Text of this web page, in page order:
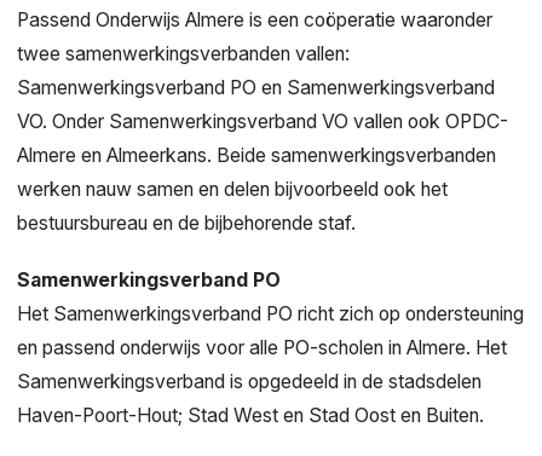
Passend Onderwijs Almere is een coöperatie waaronder
tweesamenwerkingsverbanden vallen:
Samenwerkingsverband PO en Samenwerkingsverband
VO. Onder Samenwerkingsverband VO vallen ook OPDC-
Almere enAlmeerkans. Beide samenwerkingsverbanden
werken nauw samen en delen bijvoorbeeld ook het
bestuursbureau en de bijbehorende staf.
Samenwerkingsverband PO
Het Samenwerkingsverband PO richt zich op ondersteuning
en passend onderwijs voor alle PO-scholen in Almere. Het
Samenwerkingsverband is opgedeeld in de stadsdelen
Haven-Poort-Hout; Stad West en Stad Oost en Buiten.